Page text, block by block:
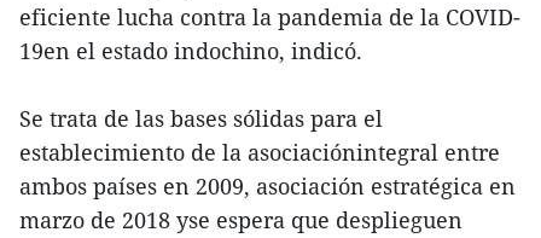
eficiente lucha contra la pandemia de la COVID-
19en el estado indochino, indicó.
Se trata de las bases sólidas para el
establecimiento de la asociaciónintegral entre
ambos países en 2009, asociación estratégica en
marzo de 2018 yse espera que desplieguen